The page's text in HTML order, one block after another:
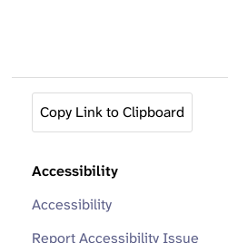
Copy Link to Clipboard
Accessibility
Accessibility
Report Accessibility Issue